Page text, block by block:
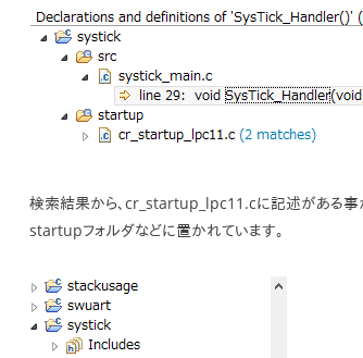
検索結果から、cr_startup_lpc11.cに記述がある事が
startupフォルダなどに置かれています。